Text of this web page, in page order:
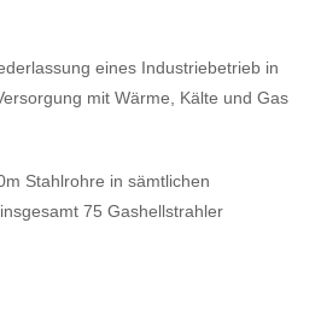
eines Industriebetrieb in
mit Wärme, Kälte und Gas
Stahlrohre in sämtlichen
75 Gashellstrahler